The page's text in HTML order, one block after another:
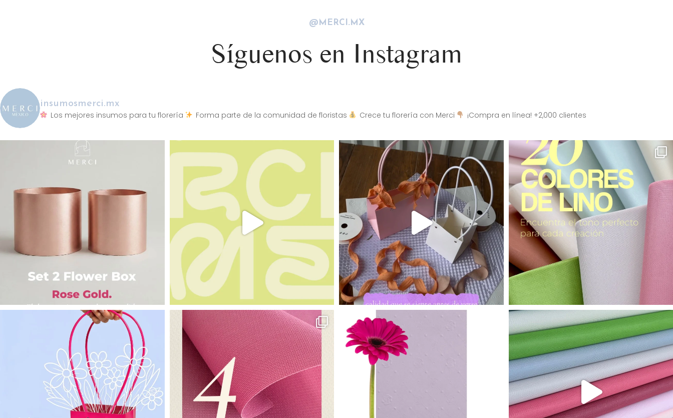
@MERCI.MX
Síguenos en Instagram
insumosmerci.mx
Los mejores insumos para tu florería
Forma parte de la comunidad de floristas Crece tu florería con Merci ¡Compra en línea! +2,000 clientes